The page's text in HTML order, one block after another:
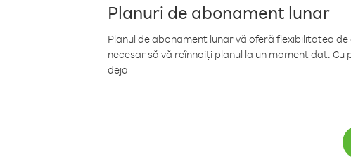
Planuri de abonament lunar
Planul de abonament lunar vă oferă flexibilitatea
necesar să vă reînnoiți planul la un moment dat.
deja